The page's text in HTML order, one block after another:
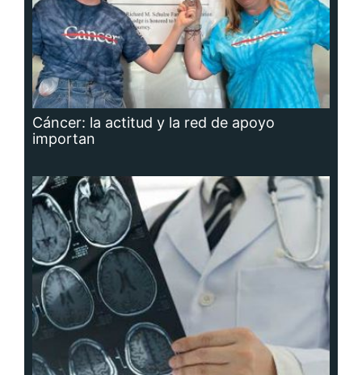
Cáncer: la actitud y la red de apoyo
importan